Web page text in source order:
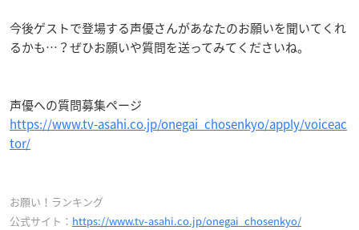
今後ゲストで登場する声優さんがあなたのお願いを聞いてくれ
るかも…？ぜひお願いや質問を送ってみてくださいね。
声優への質問募集ページ
https://www.tv-asahi.co.jp/onegai_chosenkyo/apply/voiceac
tor/
お願い！ランキング
公式サイト： https://www.tv-asahi.co.jp/onegai_chosenkyo/